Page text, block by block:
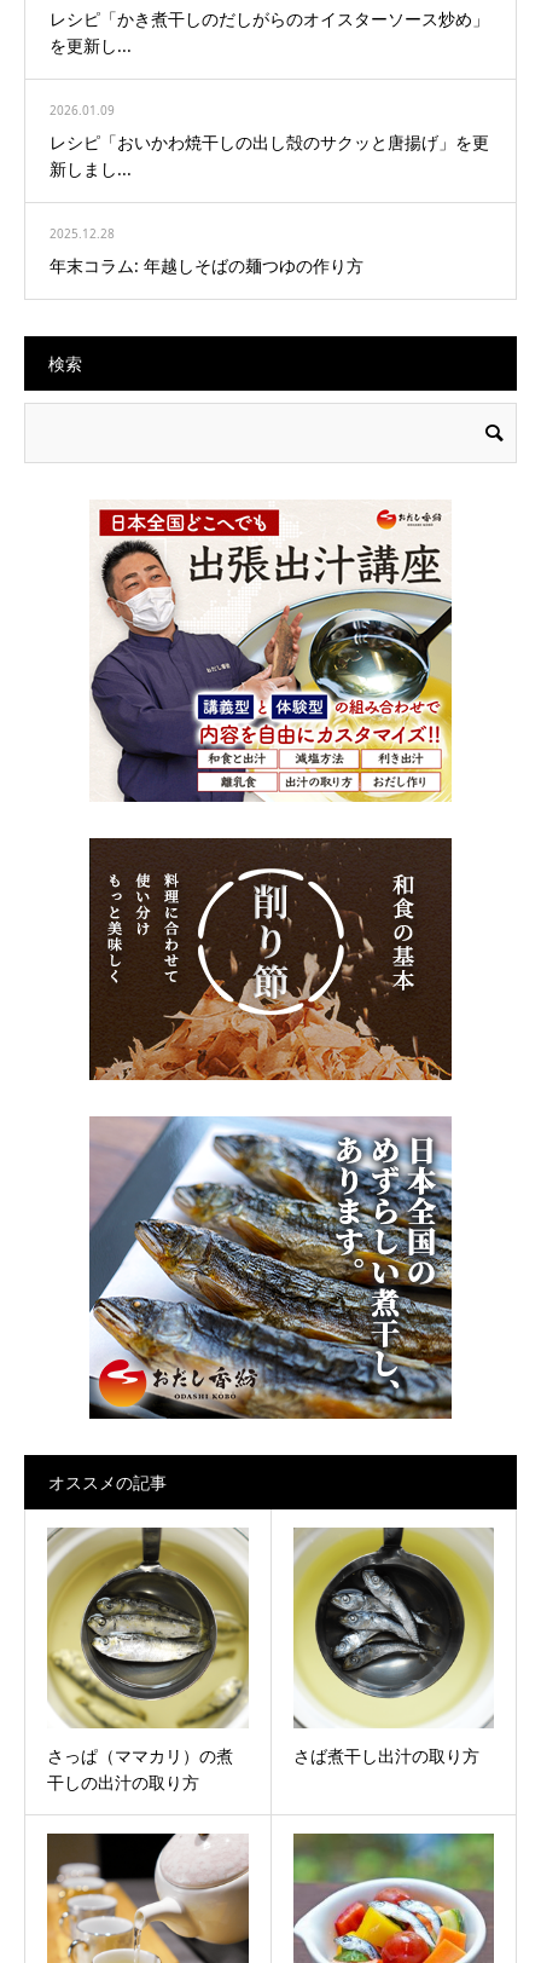
レシピ「かき煮干しのだしがらのオイスターソース炒め」
を更新し...
2026.01.09
レシピ「おいかわ焼干しの出し殻のサクッと唐揚げ」を更
新しまし...
2025.12.28
年末コラム: 年越しそばの麺つゆの作り方
検索
オススメの記事
さっぱ（ママカリ）の煮
干しの出汁の取り方
さば煮干し出汁の取り方